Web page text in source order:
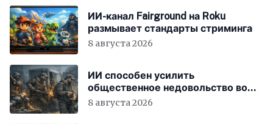
ИИ-канал Fairground на Roku
размывает стандарты стриминга
8 августа 2026
ИИ способен усилить
общественное недовольство во
всём мире
8 августа 2026